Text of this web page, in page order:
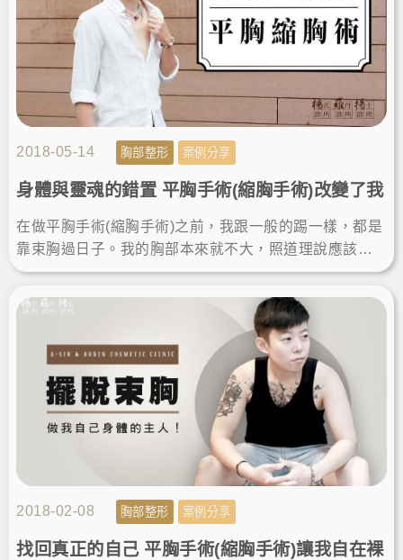
2018-05-14 胸部整形 案例分享
身體與靈魂的錯置 平胸手術(縮胸手術)改變了我
在做平胸手術(縮胸手術)之前，我跟一般的踢一樣，都是
靠束胸過日子。我的胸部本來就不大，照道理說應該還
好，束胸對我來說不會有多大不便，但偏偏我的皮膚很
敏感，很挑束胸材質，買了很多款都不適合....浪費了很
多錢....尤其在潮濕悶熱的台灣長時間穿著束胸皮膚很容
2018-02-08 胸部整形 案例分享
找回真正的自己 平胸手術(縮胸手術)讓我自在裸